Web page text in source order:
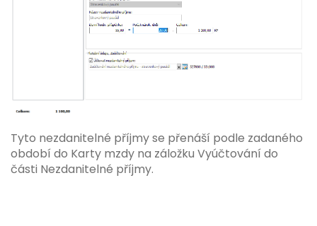
Tyto nezdanitelné příjmy se přenáší podle zadaného
období do Karty mzdy na záložku Vyúčtování do
části Nezdanitelné příjmy.